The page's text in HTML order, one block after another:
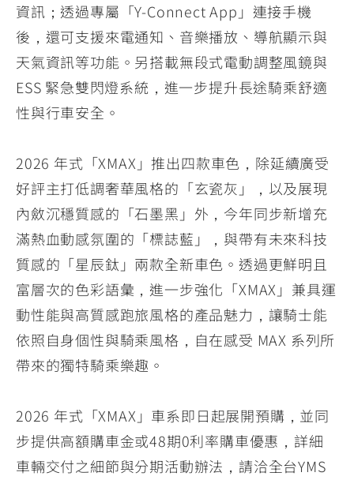
資訊；透過專屬「Y-Connect App」連接手機
後，還可支援來電通知、音樂播放、導航顯示與
天氣資訊等功能。另搭載無段式電動調整風鏡與
ESS 緊急雙閃燈系統，進一步提升長途騎乘舒適
性與行車安全。
2026 年式「XMAX」推出四款車色，除延續廣受
好評主打低調奢華風格的「玄瓷灰」，以及展現
內斂沉穩質感的「石墨黑」外，今年同步新增充
滿熱血動感氛圍的「標誌藍」，與帶有未來科技
質感的「星辰鈦」兩款全新車色。透過更鮮明且
富層次的色彩語彙，進一步強化「XMAX」兼具運
動性能與高質感跑旅風格的產品魅力，讓騎士能
依照自身個性與騎乘風格，自在感受 MAX 系列所
帶來的獨特騎乘樂趣。
2026 年式「XMAX」車系即日起展開預購，並同
步提供高額購車金或48期0利率購車優惠，詳細
車輛交付之細節與分期活動辦法，請洽全台YMS